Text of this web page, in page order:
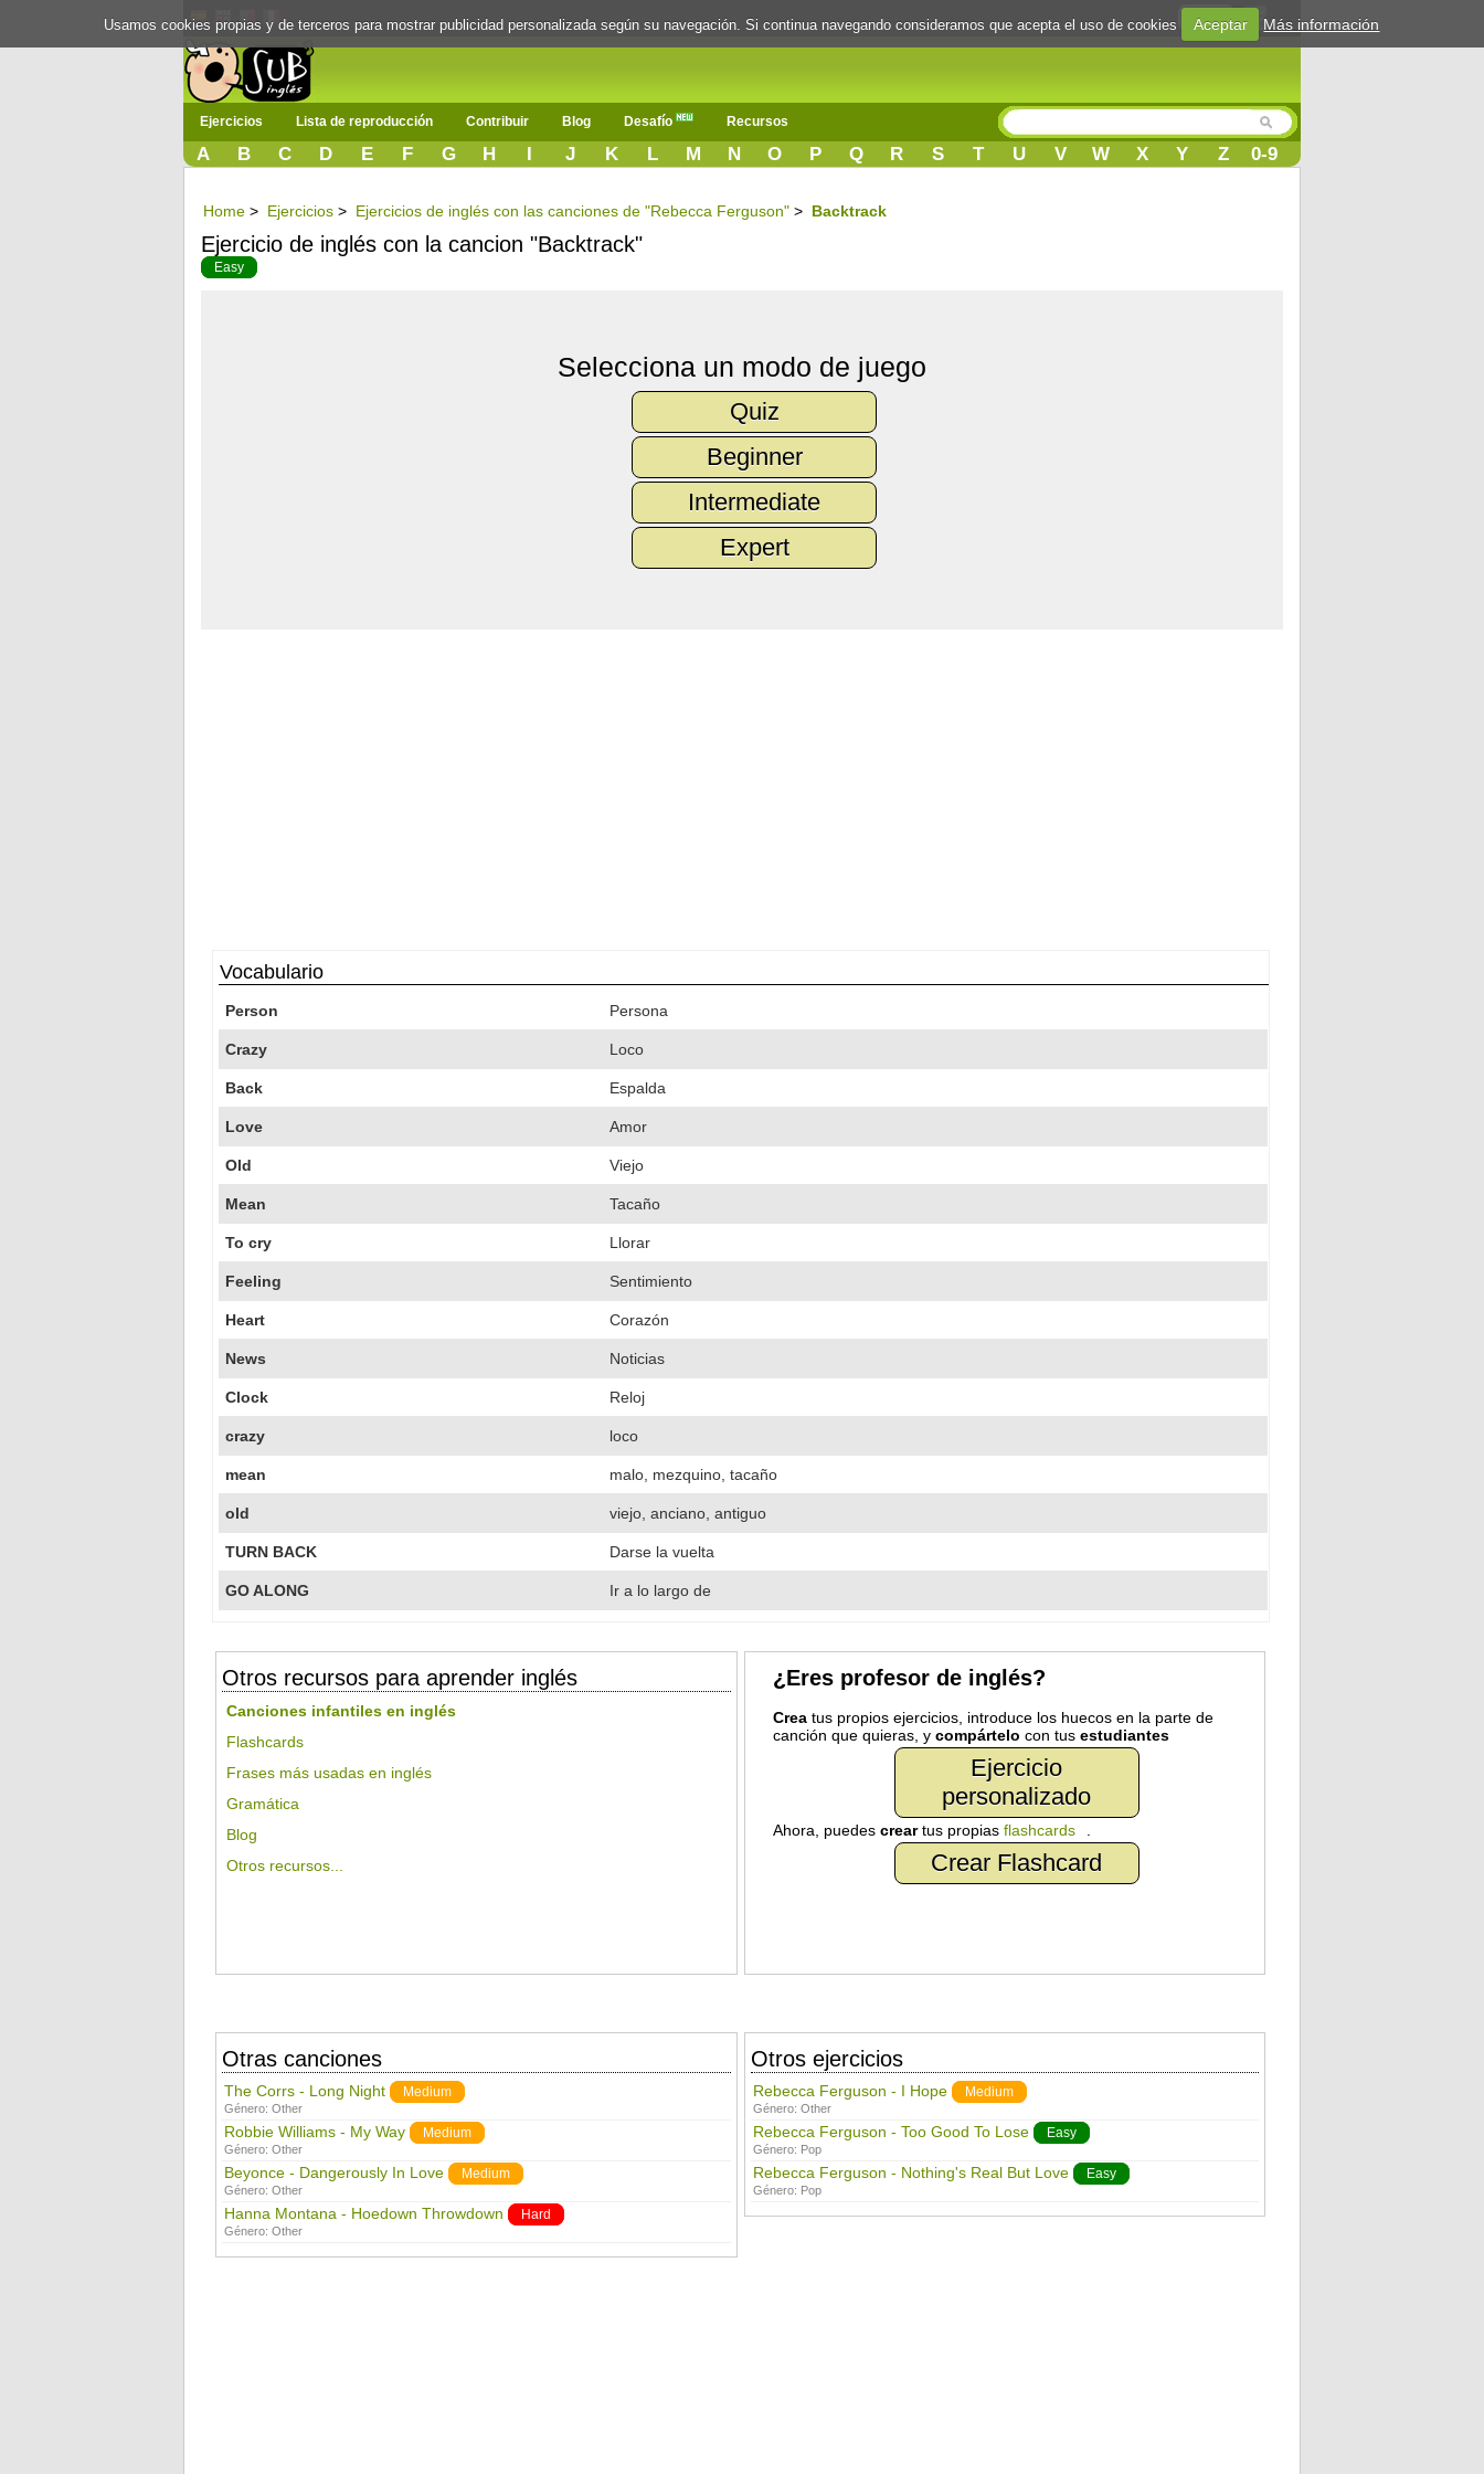
Login
Ejercicios Lista de reproducción Contribuir Blog Desafío Recursos
A B C D E F G H I J K L M N O P Q R S T U V W X Y Z 0-9
Home > Ejercicios > Ejercicios de inglés con las canciones de "Rebecca Ferguson" > Backtrack
Ejercicio de inglés con la cancion "Backtrack"
Easy
Selecciona un modo de juego
Quiz
Beginner
Intermediate
Expert
Vocabulario
Person Persona
Crazy Loco
Back Espalda
Love Amor
Old Viejo
Mean Tacaño
To cry Llorar
Feeling Sentimiento
Heart Corazón
News Noticias
Clock Reloj
crazy loco
mean malo, mezquino, tacaño
old viejo, anciano, antiguo
TURN BACK Darse la vuelta
GO ALONG Ir a lo largo de
Otros recursos para aprender inglés
Canciones infantiles en inglés
Flashcards
Frases más usadas en inglés
Gramática
Blog
Otros recursos...
¿Eres profesor de inglés?
Creatus propios ejercicios, introduce los huecos en la parte de
canción que quieras, y compártelo con tus estudiantes
Ejercicio
personalizado
Ahora, puedes creartus propias flashcards
Crear Flashcard
Otras canciones
The Corrs - Long Night Medium
Género: Other
Robbie Williams - My Way Medium
Género: Other
Beyonce - Dangerously In Love Medium
Género: Other
Hanna Montana - Hoedown Throwdown Hard
Género: Other
Otros ejercicios
Rebecca Ferguson - I Hope Medium
Género: Other
Rebecca Ferguson - Too Good To Lose Easy
Género: Pop
Rebecca Ferguson - Nothing's Real But Love Easy
Género: Pop
Usamos cookies propias y de terceros para mostrar publicidad personalizada según su navegación. Si continua navegando consideramos que acepta el uso de cookies Aceptar Más información